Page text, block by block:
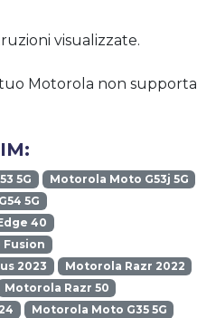
visualizzate.
tuo Motorola non supporta
5G
Motorola Moto G53j 5G
5G
40
Fusion
2023
Motorola Razr 2022
Motorola Razr 50
Motorola Moto G35 5G